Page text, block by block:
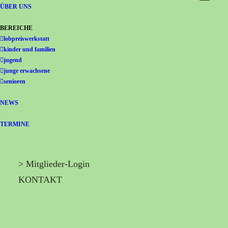
Gemeinschaft Immanuel
ÜBER UNS
BEREICHE
lobpreiswerkstatt
kinder und familien
jugend
junge erwachsene
senioren
NEWS
TERMINE
> Mitglieder-Login
KONTAKT